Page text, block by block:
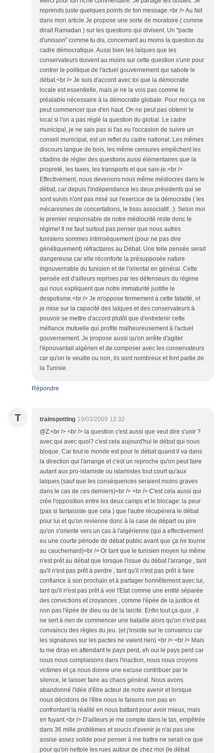
reprends juste quelques points de ton message.<br /> Au fait
dans mon article Je propose une sorte de moratoire ( comme
dirait Ramadan ) sur les questions qui divisent. Un "pacte
d'unisson" comme tu dis, concernant au moins la question du
cadre démocratique. Aussi bien les laïques que les
conservateurs doivent au moins sur cette question s'unir pour
contrer le politique de l'actuel gouvernement qui sabote le
débat.<br /> Je suis d'accord avec toi que la démocratie
locale est essentielle, mais je ne la vois pas comme le
préalable nécessaire à la démocratie globale. Pour moi ça ne
peut commencer que d'en haut. On ne peut pas obtenir le
local si l'on a pas réglé la question du global. Le cadre
municipal, je ne sais pas si t'as eu l'occasion de suivre un
conseil municipal, est un reflet du cadre national. Les mêmes
discours langue de bois, les même censures empêchent les
citadins de régler des questions aussi élémentaires que la
propreté, les taxes, les transports et que sais-je.<br />
Effectivement, nous devenons nous même médiocres dans le
débat, car depuis l'indépendance les deux présidents qui se
sont suivis n'ont pas misé sur l'exercice de la démocratie ( les
mécanismes de concertations, le tissu associatif...). Selon moi
le premier responsable de notre médiocrité reste donc le
régime! Il ne faut surtout pas penser que nous autres
tunisiens sommes intrinsèquement (pour ne pas dire
génétiquement) réfractaires au Débat. Une telle pensée serait
dangereuse car elle réconforte la présupposée nature
ingouvernable du tunisien et de l'oriental en général. Cette
pensée est d'ailleurs reprises par les défenseurs du régime
qui nous expliquent que notre immaturité justifie le
despotisme.<br /> Je m'oppose fermement à cette fatalité, et
je mise sur la capacité des laïques et des conservateurs à
pouvoir se mettre d'accord plutôt que d'entretenir cette
méfiance mutuelle qui profite malheureusement à l'actuel
gouvernement. Je propose aussi qu'on arrête d'agiter
l'épouvantail algérien et de composer avec les conservateurs
car qu'on le veuille ou non, ils sont nombreux et font partie de
la Tunisie.
Répondre
T trainspotting 19/03/2009 12:32
@Z:<br /> <br /> la question c'est aussi que veut dire s'unir ?
avec qui avec quoi? c'est cela aujourd'hui le débat qui nous
bloque. Car tout le monde est pour le débat quand il va dans
la direction qui l'arrange et c'est un reproche qu'on peut faire
autant aux pro-islamiste ou islamistes tout court qu'aux
laiques (sauf que les conséquences seraient moins graves
dans le cas de ces derniers)<br /> <br /> C'est cela aussi qui
crée l'opposition entre les deux camps et le blocage: la peur
(pas si fantaisiste que cela ) que l'autre récupérera le débat
pour lui et qu'on revienne donc à la case de départ ou pire
qu'on s'oriente vers un cas à l'algérienne (qui a effectivement
eu une courte période de débat public avant que ça ne tourne
au cauchemard)<br /> Or tant que le tunisien moyen lui même
n'est prêt au débat que lorsque l'issue du débat l'arrange , tant
qu'il n'est pas prêt à perdre , tant qu'il n'est pas prêt à faire
confiance à son prochain et à partager honnêtement avec lui,
tant qu'il n'est pas prêt à voir l'Etat comme une entité séparée
des convictions et croyances , comme l'épée de la justice et
non pas l'épée de dieu ou de la laicité. Enfin tout ça quoi , il
ne sert à rien de commencer une bataille alors qu'on n'est pas
convaincu des règles du jeu. (et j'insiste sur le convaincu car
les signatures sur les pactes ne valent rien) <br /> <br /> Mais
tu me diras en attendant le pays perd, eh oui le pays perd car
nous nous complaisons dans l'inaction, nous nous croyons
victimes et ça nous donne une excuse contribuer par le
silence, le laisser faire au chaos général. Nous avons
abandonné l'idée d'être acteur de notre avenir et lorsque
nous décidons de l'être nous le faisons non pas en
confrontant la réalité en nous battant pour avoir mieux, mais
en fuyant.<br /> D'ailleurs je me compte dans le tas, empêtrée
dans 36 mille problèmes et soucis d'avenir je n'ai pas une
assise assez solide pour penser à me battre ne serait-ce que
pour qu'on nettoie les rues autour de chez moi (le débat